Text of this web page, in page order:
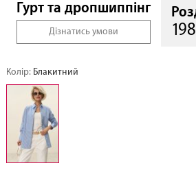
Гурт та дропшиппінг
Дізнатись умови
Колір: Блакитний